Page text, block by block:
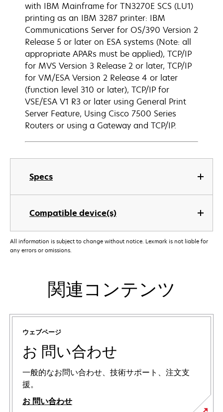
Specs
Compatible device(s)
with IBM Mainframe for TN3270E SCS (LU1)
printing as an IBM 3287 printer: IBM
Communications Server for OS/390 Version 2
Release 5 or later on ESA systems (Note: all
appropriate APARs must be applied), TCP/IP
for MVS Version 3 Release 2 or later, TCP/IP
for VM/ESA Version 2 Release 4 or later
(function level 310 or later), TCP/IP for
VSE/ESA V1 R3 or later using General Print
Server Feature, Using Cisco 7500 Series
Routers or using a Gateway and TCP/IP.
All information is subject to change without notice. Lexmark is not liable for
any errors or omissions.
関連コンテンツ
ウェブページ
お 問い合わせ
一般的なお問い合わせ、技術サポート、注文支
援。
お 問い合わせ